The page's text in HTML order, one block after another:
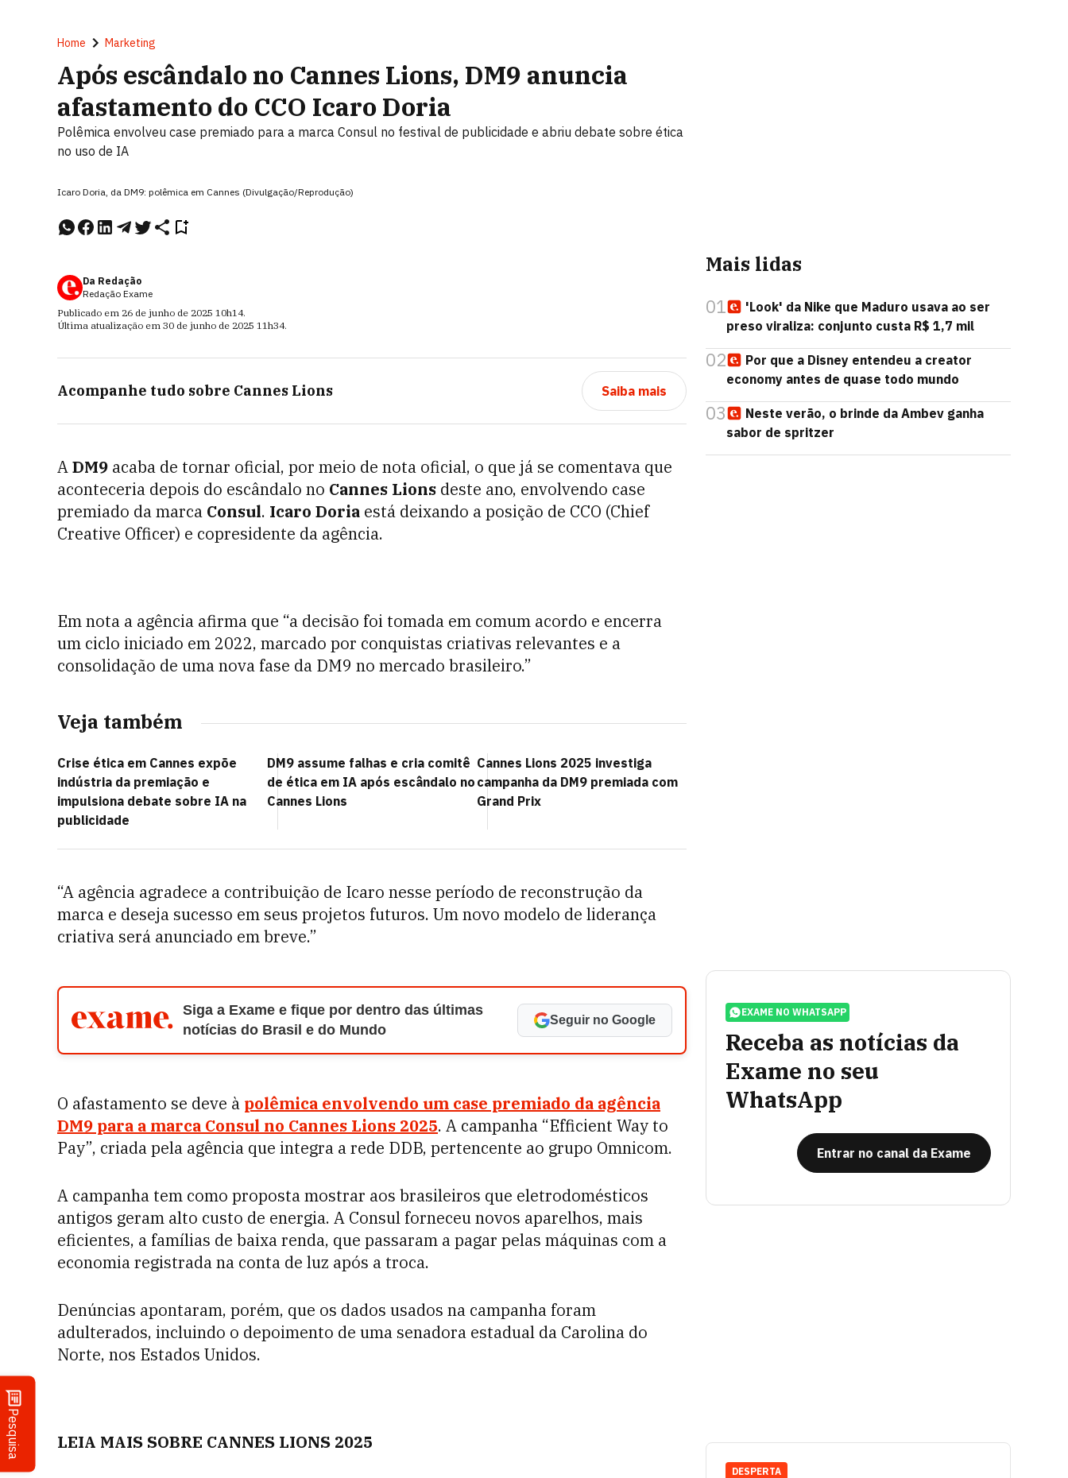
Pesquisa
Home Marketing
Após escândalo no Cannes Lions, DM9 anuncia
afastamento do CCO Icaro Doria
Polêmica envolveu case premiado para a marca Consul no festival de publicidade e abriu debate sobre ética
no uso de IA
Icaro Doria, da DM9: polêmica em Cannes (Divulgação/Reprodução)
Da Redação
Redação Exame
Publicado em 26 de junho de 2025 10h14.
Última atualização em 30 de junho de 2025 11h34.
Acompanhe tudo sobre Cannes Lions Saiba mais
ADM9 acaba de tornar oficial, por meio de nota oficial, o que já se comentava que
aconteceria depois do escândalo no Cannes Lions deste ano, envolvendo case
premiado da marca Consul. Icaro Doria está deixando a posição de CCO (Chief
Creative Officer) e copresidente da agência.
Em nota a agência afirma que “a decisão foi tomada em comum acordo e encerra
um ciclo iniciado em 2022, marcado por conquistas criativas relevantes e a
consolidação de uma nova fase da DM9 no mercado brasileiro.”
Veja também
Crise ética em Cannes expõe
indústria da premiação e
impulsiona debate sobre IA na
publicidade
DM9 assume falhas e cria comitê
de ética em IA após escândalo no
Cannes Lions
Cannes Lions 2025 investiga
campanha da DM9 premiada com
Grand Prix
“A agência agradece a contribuição de Icaro nesse período de reconstrução da
marca e deseja sucesso em seus projetos futuros. Um novo modelo de liderança
criativa será anunciado em breve.”
Siga a Exame e fique por dentro das últimas
notícias do Brasil e do Mundo
Seguir no Google
O afastamento se deve à polêmica envolvendo um case premiado da agência
DM9 para a marca Consul no Cannes Lions 2025. A campanha “Efficient Way to
Pay”, criada pela agência que integra a rede DDB, pertencente ao grupo Omnicom.
A campanha tem como proposta mostrar aos brasileiros que eletrodomésticos
antigos geram alto custo de energia. A Consul forneceu novos aparelhos, mais
eficientes, a famílias de baixa renda, que passaram a pagar pelas máquinas com a
economia registrada na conta de luz após a troca.
Denúncias apontaram, porém, que os dados usados na campanha foram
adulterados, incluindo o depoimento de uma senadora estadual da Carolina do
Norte, nos Estados Unidos.
LEIA MAIS SOBRE CANNES LIONS 2025
Mais lidas
01
'Look' da Nike que Maduro usava ao ser
preso viraliza: conjunto custa R$ 1,7 mil
02
Por que a Disney entendeu a creator
economy antes de quase todo mundo
03
Neste verão, o brinde da Ambev ganha
sabor de spritzer
EXAME NO WHATSAPP
Receba as notícias da
Exame no seu
WhatsApp
Entrar no canal da Exame
DESPERTA